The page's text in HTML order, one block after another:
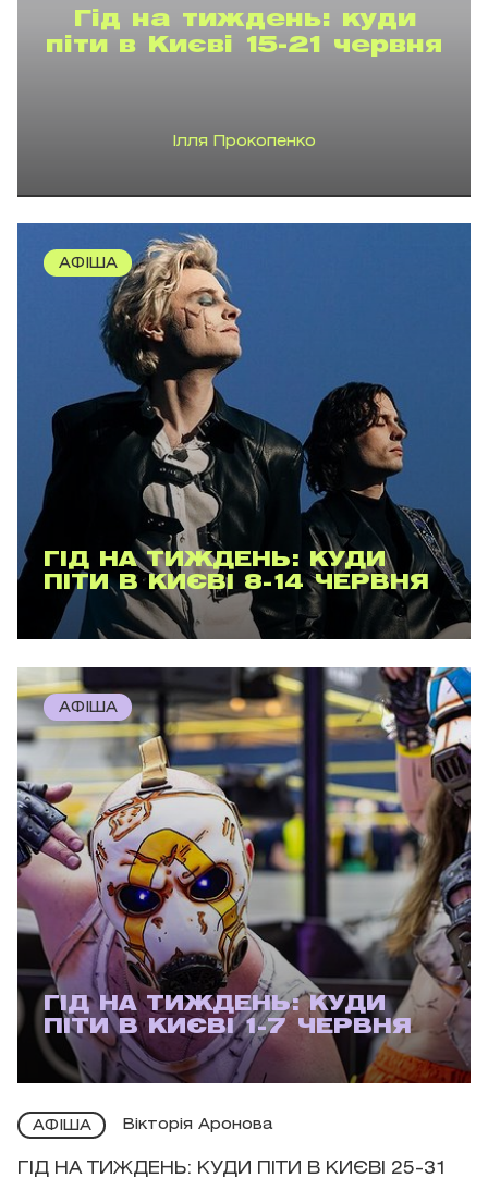
Гід на тиждень: куди
піти в Києві 15-21 червня
Ілля Прокопенко
АФІША
ГІД НА ТИЖДЕНЬ: КУДИ
ПІТИ В КИЄВІ 8-14 ЧЕРВНЯ
АФІША
ГІД НА ТИЖДЕНЬ: КУДИ
ПІТИ В КИЄВІ 1-7 ЧЕРВНЯ
АФІША Вікторія Аронова
ГІД НА ТИЖДЕНЬ: КУДИ ПІТИ В КИЄВІ 25-31